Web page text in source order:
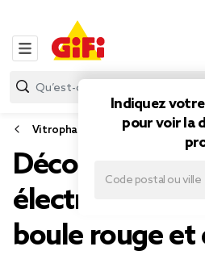
Indiquez
pour voir la
Vitrophanie
Décoration
boule rouge et